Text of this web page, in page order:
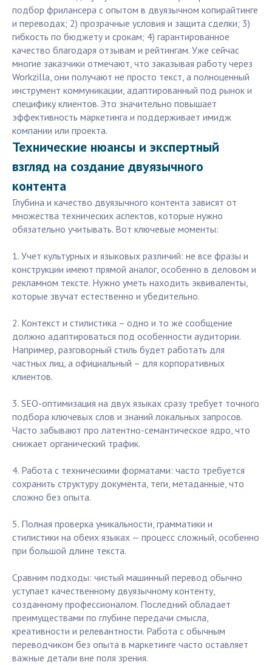
подбор фрилансера с опытом в двуязычном копирайтинге
и переводах; 2) прозрачные условия и защита сделки; 3)
гибкость по бюджету и срокам; 4) гарантированное
качество благодаря отзывам и рейтингам. Уже сейчас
многие заказчики отмечают, что заказывая работу через
Workzilla, они получают не просто текст, а полноценный
инструмент коммуникации, адаптированный под рынок и
специфику клиентов. Это значительно повышает
эффективность маркетинга и поддерживает имидж
компании или проекта.
Технические нюансы и экспертный
взгляд на создание двуязычного
контента
Глубина и качество двуязычного контента зависят от
множества технических аспектов, которые нужно
обязательно учитывать. Вот ключевые моменты:
1. Учет культурных и языковых различий: не все фразы и
конструкции имеют прямой аналог, особенно в деловом и
рекламном тексте. Нужно уметь находить эквиваленты,
которые звучат естественно и убедительно.
2. Контекст и стилистика – одно и то же сообщение
должно адаптироваться под особенности аудитории.
Например, разговорный стиль будет работать для
частных лиц, а официальный – для корпоративных
клиентов.
3. SEO-оптимизация на двух языках сразу требует точного
подбора ключевых слов и знаний локальных запросов.
Часто забывают про латентно-семантическое ядро, что
снижает органический трафик.
4. Работа с техническими форматами: часто требуется
сохранить структуру документа, теги, метаданные, что
сложно без опыта.
5. Полная проверка уникальности, грамматики и
стилистики на обеих языках — процесс сложный, особенно
при большой длине текста.
Сравним подходы: чистый машинный перевод обычно
уступает качественному двуязычному контенту,
созданному профессионалом. Последний обладает
преимуществами по глубине передачи смысла,
креативности и релевантности. Работа с обычным
переводчиком без опыта в маркетинге часто оставляет
важные детали вне поля зрения.